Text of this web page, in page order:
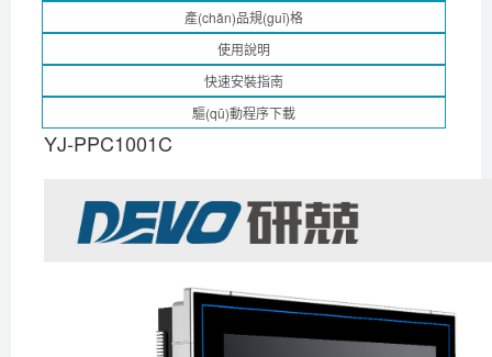
YJ-PPC1001C